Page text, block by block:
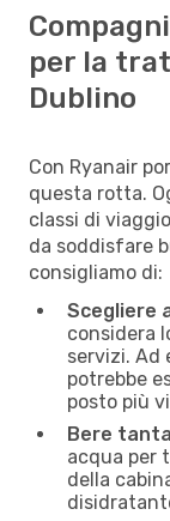
per la
Dublino
Con Ryanair
questa rotta.
classi di
da soddisfare
consigliamo di:
Scegliere
considera
servizi. Ad
potrebbe
posto più
Bere
acqua per
della